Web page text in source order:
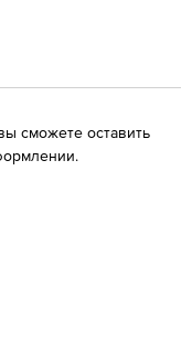
сможете оставить